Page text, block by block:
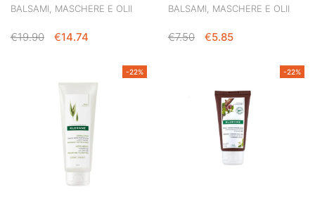
BALSAMI, MASCHERE E OLII
€19.90
IL
ERA:
€19.90.
€14.74
ATTUALE
È:
€14.74.
BALSAMI, MASCHERE E OLII
€7.50
IL
€7.50.
€5.85IL
€5.85.
-22% -22%